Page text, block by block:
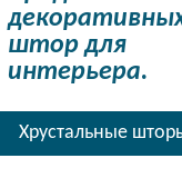
штор для
интерьера.
Хрустальные